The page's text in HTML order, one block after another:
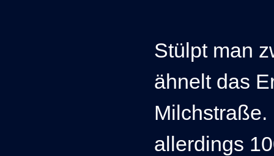
Stülpt man
ähnelt das
allerdings